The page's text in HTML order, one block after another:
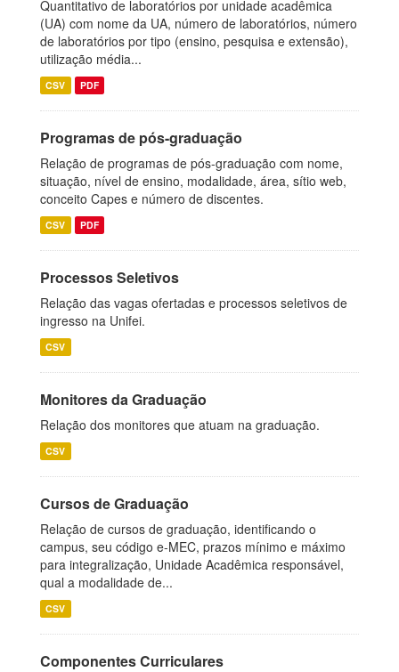
Quantitativo de laboratórios por unidade acadêmica
(UA) com nome da UA, número de laboratórios, número
de laboratórios por tipo (ensino, pesquisa e extensão),
utilização média...
CSV PDF
Programas de pós-graduação
Relação de programas de pós-graduação com nome,
situação, nível de ensino, modalidade, área, sítio web,
conceito Capes e número de discentes.
CSV PDF
Processos Seletivos
Relação das vagas ofertadas e processos seletivos de
ingresso na Unifei.
CSV
Monitores da Graduação
Relação dos monitores que atuam na graduação.
CSV
Cursos de Graduação
Relação de cursos de graduação, identificando o
campus, seu código e-MEC, prazos mínimo e máximo
para integralização, Unidade Acadêmica responsável,
qual a modalidade de...
CSV
Componentes Curriculares